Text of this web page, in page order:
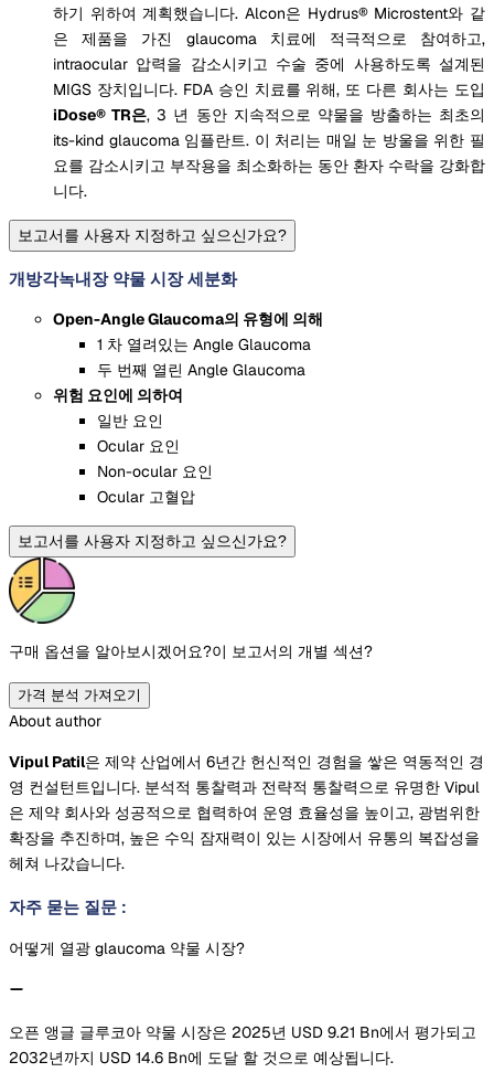
하기 위하여 계획했습니다. Alcon은 Hydrus® Microstent와 같
은 제품을 가진 glaucoma 치료에 적극적으로 참여하고,
intraocular 압력을 감소시키고 수술 중에 사용하도록 설계된
MIGS 장치입니다. FDA 승인 치료를 위해, 또 다른 회사는 도입
iDose® TR은, 3 년 동안 지속적으로 약물을 방출하는 최초의
its-kind glaucoma 임플란트. 이 처리는 매일 눈 방울을 위한 필
요를 감소시키고 부작용을 최소화하는 동안 환자 수락을 강화합
니다.
보고서를 사용자 지정하고 싶으신가요?
개방각녹내장 약물 시장 세분화
Open-Angle Glaucoma의 유형에 의해
1 차 열려있는 Angle Glaucoma
두 번째 열린 Angle Glaucoma
위험 요인에 의하여
일반 요인
Ocular 요인
Non-ocular 요인
Ocular 고혈압
보고서를 사용자 지정하고 싶으신가요?
구매 옵션을 알아보시겠어요?이 보고서의 개별 섹션?
가격 분석 가져오기
About author
Vipul Patil은 제약 산업에서 6년간 헌신적인 경험을 쌓은 역동적인 경
영 컨설턴트입니다. 분석적 통찰력과 전략적 통찰력으로 유명한 Vipul
은 제약 회사와 성공적으로 협력하여 운영 효율성을 높이고, 광범위한
확장을 추진하며, 높은 수익 잠재력이 있는 시장에서 유통의 복잡성을
헤쳐 나갔습니다.
자주 묻는 질문 :
어떻게 열광 glaucoma 약물 시장?
오픈 앵글 글루코아 약물 시장은 2025년 USD 9.21 Bn에서 평가되고
2032년까지 USD 14.6 Bn에 도달 할 것으로 예상됩니다.